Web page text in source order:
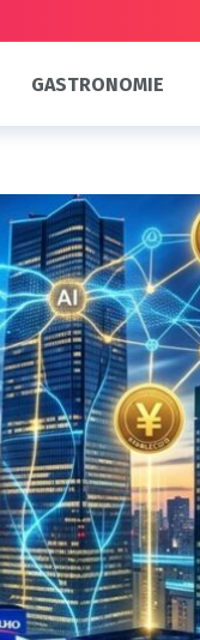
GASTRONOMIE